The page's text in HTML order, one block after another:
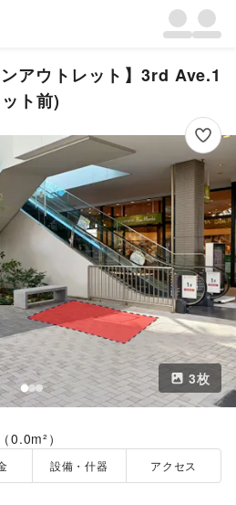
アウトレット】3rd Ave.1
ト前)
3枚
0.0m²）
設備・什器 アクセス